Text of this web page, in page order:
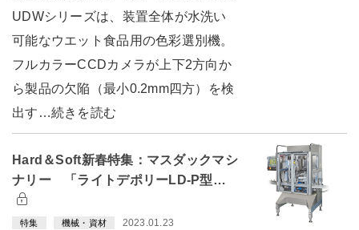
UDWシリーズは、装置全体が水洗い
可能なウエット食品用の色彩選別機。
フルカラーCCDカメラが上下2方向か
ら製品の欠陥（最小0.2mm四方）を検
出す…続きを読む
Hard＆Soft新春特集：マスダックマシ
ナリー 「ライトデポリーLD-P型…
特集 機械・資材 2023.01.23